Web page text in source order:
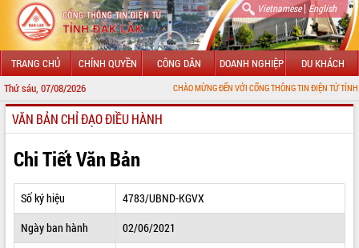
Vietnamese| English
TRANG CHỦ CHÍNH QUYỀN CÔNG DÂN DOANH NGHIỆP DU KHÁCH
Thứ sáu, 07/08/2026 CHÀO MỪNG ĐẾN VỚI CỔNG THÔNG TIN ĐIỆN TỬ TỈNH ĐẮK LẮK
GIỚI THIỆU
LÃNH ĐẠO UBND TỈNH
TIN TỨC SỰ KIỆN
SỞ, BAN, NGÀNH
VĂN BẢN CHỈ ĐẠO ĐIỀU HÀNH
Chi Tiết Văn Bản
Số ký hiệu
4783/UBND-KGVX
Ngày ban hành
02/06/2021